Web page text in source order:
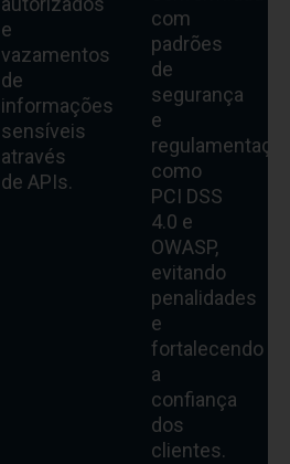
e
vazamentos
de
informações
sensíveis
através
de APIs.
com
padrões
de
segurança
e
como
PCI DSS
4.0 e
OWASP,
evitando
penalidades
e
fortalecendo
a
confiança
dos
clientes.